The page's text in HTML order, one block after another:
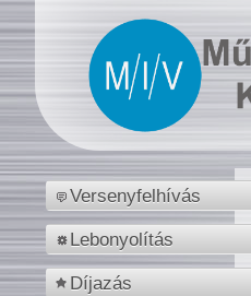
Versenyfelhívás
Lebonyolítás
Díjazás